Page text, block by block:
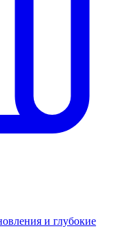
и глубокие